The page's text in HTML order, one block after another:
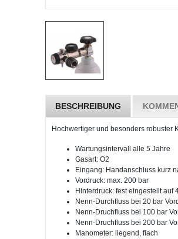
BESCHREIBUNG
Hochwertiger und besonders robuster
Wartungsintervall alle 5 Jahre
Gasart: O2
Eingang: Handanschluss kurz
Vordruck: max. 200 bar
Hinterdruck: fest eingestellt auf
Nenn-Durchfluss bei 20 bar
Nenn-Druchfluss bei 100 bar
Nenn-Druchfluss bei 200 bar
Manometer: liegend, flach